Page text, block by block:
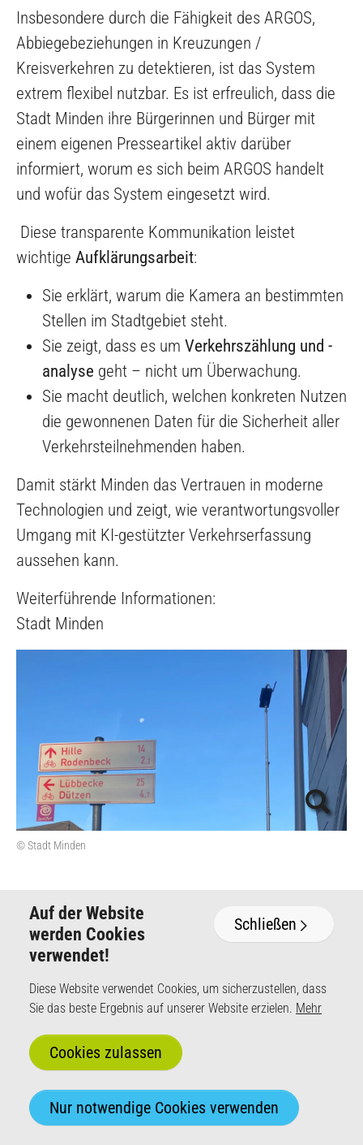
Schließen
Auf der Website
werden Cookies
verwendet!
Diese Website verwendet Cookies, um sicherzustellen, dass
Sie das beste Ergebnis auf unserer Website erzielen. Mehr
Insbesondere durch die Fähigkeit des ARGOS,
Abbiegebeziehungen in Kreuzungen /
Kreisverkehren zu detektieren, ist das System
extrem flexibel nutzbar. Es ist erfreulich, dass die
Stadt Minden ihre Bürgerinnen und Bürger mit
einem eigenen Presseartikel aktiv darüber
informiert, worum es sich beim ARGOS handelt
und wofür das System eingesetzt wird.
Diese transparente Kommunikation leistet
wichtige Aufklärungsarbeit:
Sie erklärt, warum die Kamera an bestimmten
Stellen im Stadtgebiet steht.
Sie zeigt, dass es um Verkehrszählung und -
analyse geht – nicht um Überwachung.
Sie macht deutlich, welchen konkreten Nutzen
die gewonnenen Daten für die Sicherheit aller
Verkehrsteilnehmenden haben.
Damit stärkt Minden das Vertrauen in moderne
Technologien und zeigt, wie verantwortungsvoller
Umgang mit KI-gestützter Verkehrserfassung
aussehen kann.
Weiterführende Informationen:
Stadt Minden
© Stadt Minden
DataCollect Traffic Systems GmbH
Heinrich-Hertz-Straße 1
Mo - Fr von 8 - 17 Uhr
info@datacollect.com